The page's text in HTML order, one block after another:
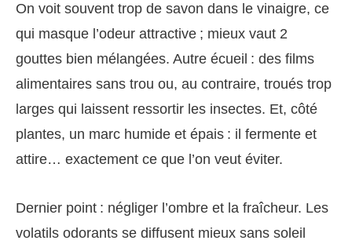
On voit souvent trop de savon dans le vinaigre, ce
qui masque l’odeur attractive ; mieux vaut 2
gouttes bien mélangées. Autre écueil : des films
alimentaires sans trou ou, au contraire, troués trop
larges qui laissent ressortir les insectes. Et, côté
plantes, un marc humide et épais : il fermente et
attire… exactement ce que l’on veut éviter.
Dernier point : négliger l’ombre et la fraîcheur. Les
volatils odorants se diffusent mieux sans soleil